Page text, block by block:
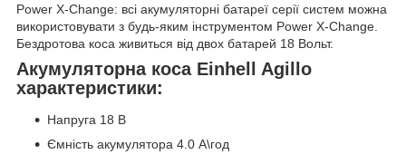
Power X-Change: всі акумуляторні батареї серії систем можна
використовувати з будь-яким інструментом Power X-Change.
Бездротова коса живиться від двох батарей 18 Вольт.
Акумуляторна коса Einhell Agillo
характеристики:
Напруга 18 В
Ємність акумулятора 4.0 А\год